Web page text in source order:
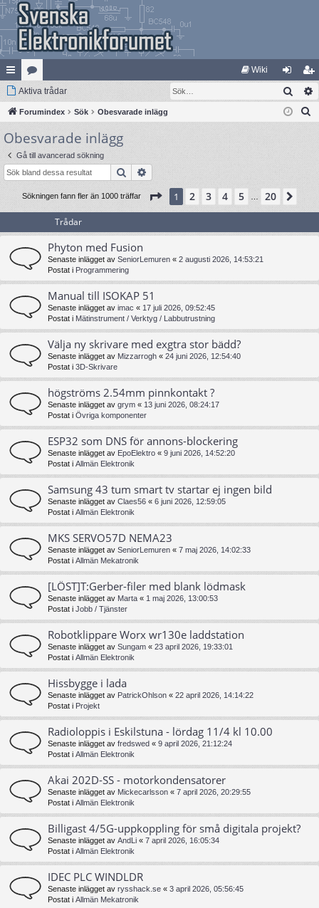
na
bb
lä
nk
ar
at
eg
ori
er
Wiki
og
ga
li
m
Aktiva trådar Sök
Forumindex Sök Obesvarade inlägg
Obesvarade inlägg
Gå till avancerad sökning
Sök
Sökningen fann fler än 1000 träffar Sida 1av20
1 2 3 4 5 20
Trådar
Phyton med Fusion
Senaste inlägget av SeniorLemuren « 2 augusti 2026, 14:53:21
Postat i Programmering
Manual till ISOKAP 51
Senaste inlägget av imac « 17 juli 2026, 09:52:45
Postat i Mätinstrument / Verktyg / Labbutrustning
Välja ny skrivare med exgtra stor bädd?
Senaste inlägget av Mizzarrogh « 24 juni 2026, 12:54:40
Postat i 3D-Skrivare
högströms 2.54mm pinnkontakt ?
Senaste inlägget av grym « 13 juni 2026, 08:24:17
Postat i Övriga komponenter
ESP32 som DNS för annons-blockering
Senaste inlägget av EpoElektro « 9 juni 2026, 14:52:20
Postat i Allmän Elektronik
Samsung 43 tum smart tv startar ej ingen bild
Senaste inlägget av Claes56 « 6 juni 2026, 12:59:05
Postat i Allmän Elektronik
MKS SERVO57D NEMA23
Senaste inlägget av SeniorLemuren « 7 maj 2026, 14:02:33
Postat i Allmän Mekatronik
[LÖST]T:Gerber-filer med blank lödmask
Senaste inlägget av Marta « 1 maj 2026, 13:00:53
Postat i Jobb / Tjänster
Robotklippare Worx wr130e laddstation
Senaste inlägget av Sungam « 23 april 2026, 19:33:01
Postat i Allmän Elektronik
Hissbygge i lada
Senaste inlägget av PatrickOhlson « 22 april 2026, 14:14:22
Postat i Projekt
Radioloppis i Eskilstuna - lördag 11/4 kl 10.00
Senaste inlägget av fredswed « 9 april 2026, 21:12:24
Postat i Allmän Elektronik
Akai 202D-SS - motorkondensatorer
Senaste inlägget av Mickecarlsson « 7 april 2026, 20:29:55
Postat i Allmän Elektronik
Billigast 4/5G-uppkoppling för små digitala projekt?
Senaste inlägget av AndLi « 7 april 2026, 16:05:34
Postat i Allmän Elektronik
IDEC PLC WINDLDR
Senaste inlägget av rysshack.se « 3 april 2026, 05:56:45
Postat i Allmän Mekatronik